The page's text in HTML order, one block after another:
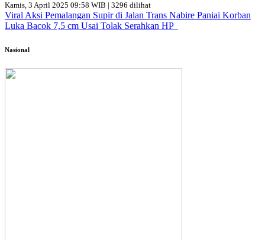
Kamis, 3 April 2025 09:58 WIB | 3296 dilihat
Viral Aksi Pemalangan Supir di Jalan Trans Nabire Paniai Korban
Luka Bacok 7,5 cm Usai Tolak Serahkan HP
Nasional